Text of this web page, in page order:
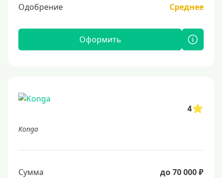
Одобрение
Среднее
Оформить
4
Konga
Сумма
до 70 000 ₽